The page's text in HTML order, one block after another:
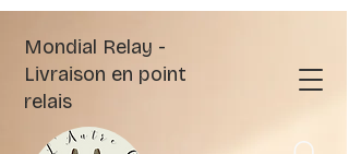
Mondial Relay -
Livraison en point
relais